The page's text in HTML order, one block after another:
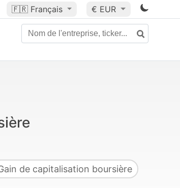
🇫🇷 Français € EUR
de capitalisation boursière